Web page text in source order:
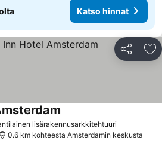
Katso hinnat
Jaa
lisärakennusarkkitehtuuri
0.6 km kohteesta Amsterdamin keskusta